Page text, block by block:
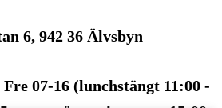
6, 942 36 Älvsbyn
07-16 (lunchstängt 11:00 -